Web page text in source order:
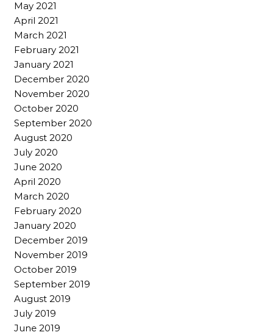
May 2021
April 2021
March 2021
February 2021
January 2021
December 2020
November 2020
October 2020
September 2020
August 2020
July 2020
June 2020
April 2020
March 2020
February 2020
January 2020
December 2019
November 2019
October 2019
September 2019
August 2019
July 2019
June 2019